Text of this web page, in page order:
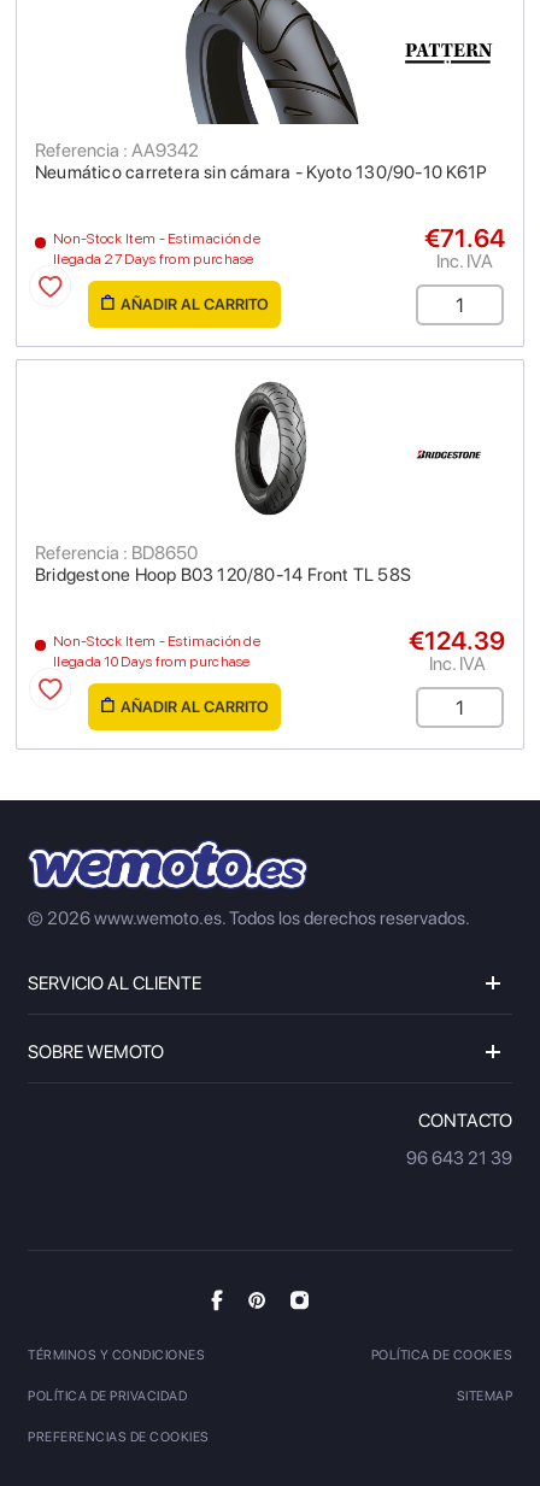
Neumático carretera sin cámara - Kyoto 130/90-10 K61P
Referencia : AA9342
Non-Stock Item - Estimación de
llegada 27 Days from purchase
€71.64
Inc. IVA
AÑADIR AL CARRITO
Bridgestone Hoop B03 120/80-14 Front TL 58S
Referencia : BD8650
Non-Stock Item - Estimación de
llegada 10 Days from purchase
€124.39
Inc. IVA
AÑADIR AL CARRITO
© 2026 www.wemoto.es.Todos los derechos reservados.
SERVICIO AL CLIENTE
SOBRE WEMOTO
CONTACTO
96 643 21 39
TÉRMINOS Y CONDICIONES POLÍTICA DE COOKIES
POLÍTICA DE PRIVACIDAD SITEMAP
PREFERENCIAS DE COOKIES